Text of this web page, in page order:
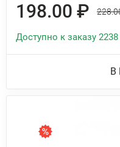
198.00 ₽
Доступно к заказу 2238
В